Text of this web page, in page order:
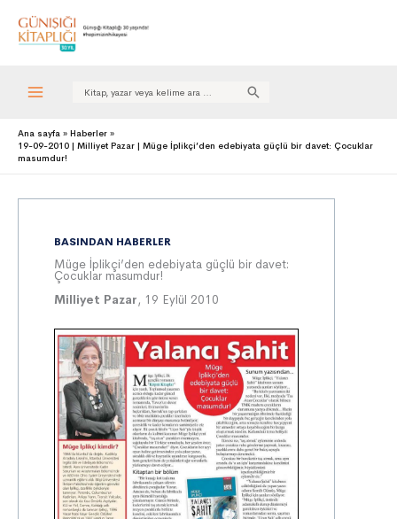
Search
Ana sayfa
Haberler
19-09-2010 | Milliyet Pazar | Müge İplikçi’den edebiyata güçlü bir davet: Çocuklar
masumdur!
BASINDAN HABERLER
Müge İplikçi’den edebiyata güçlü bir davet:
Çocuklar masumdur!
Milliyet Pazar, 19 Eylül 2010